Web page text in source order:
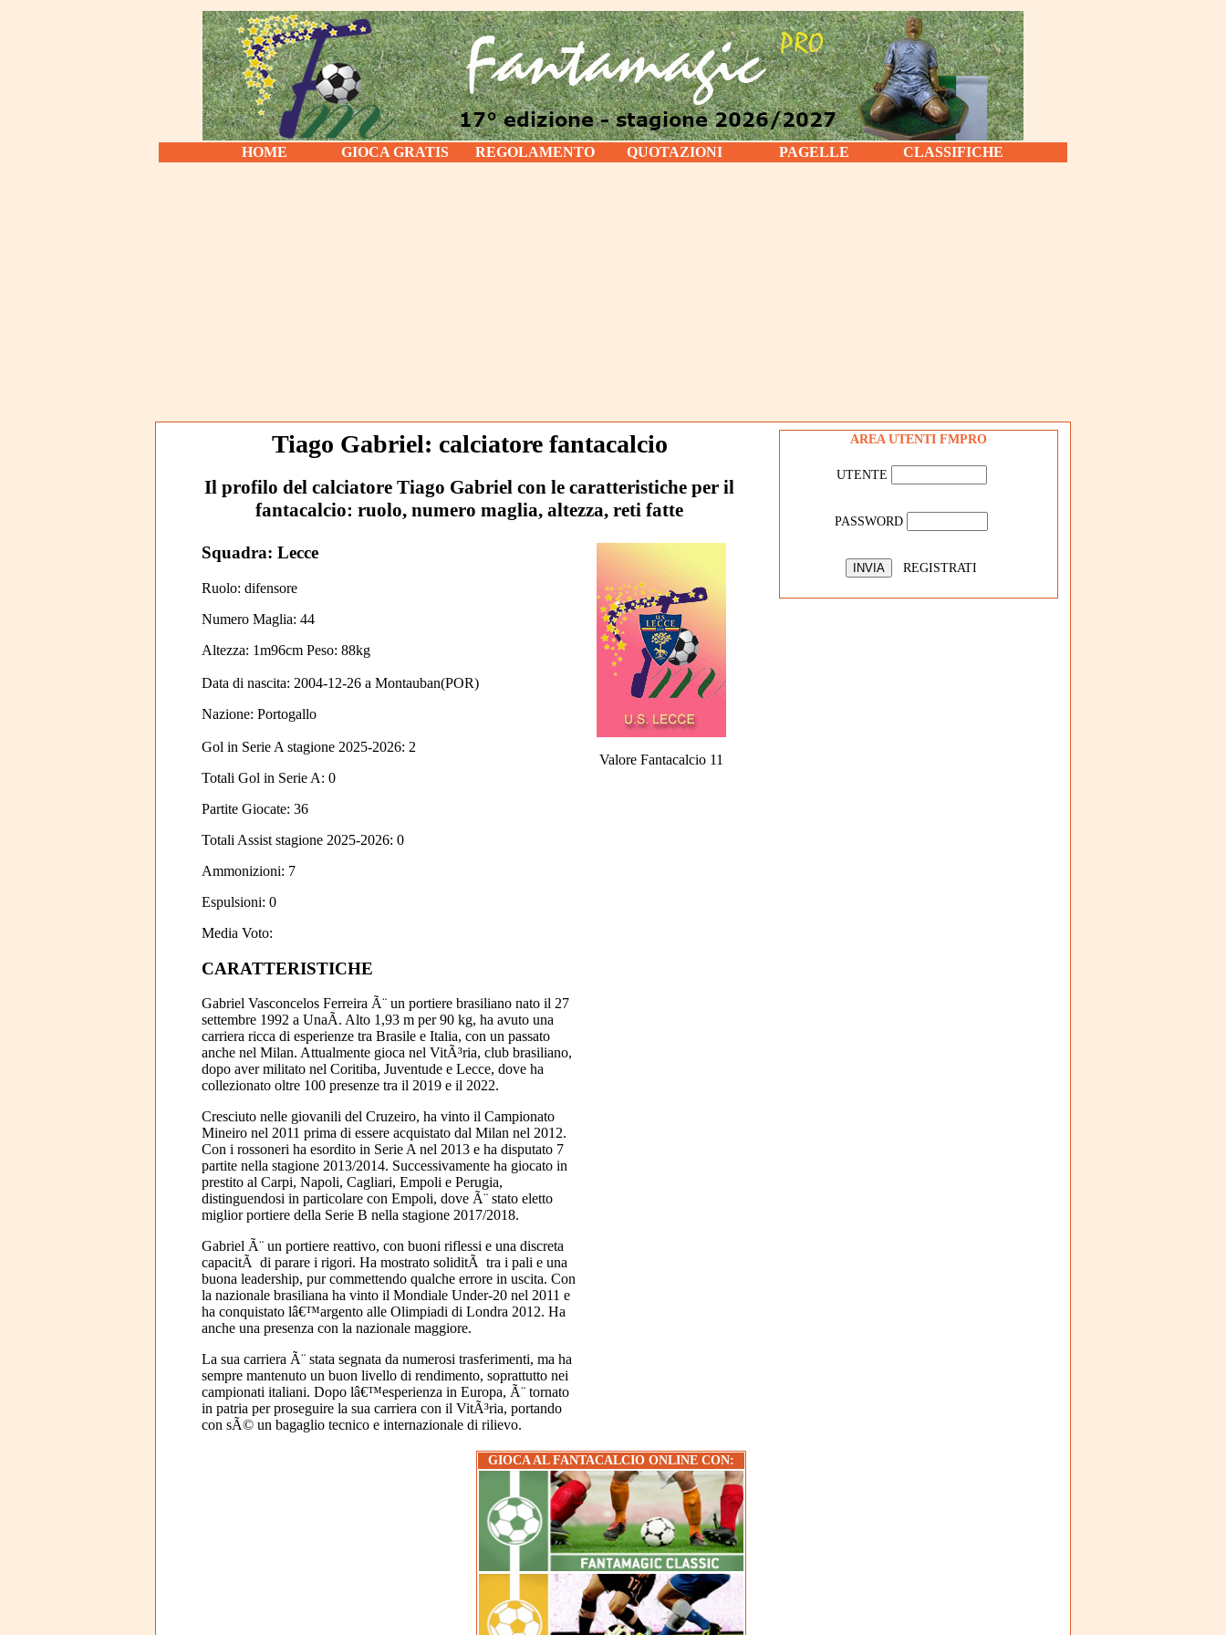
HOME GIOCA GRATIS REGOLAMENTO QUOTAZIONI PAGELLE CLASSIFICHE
Tiago Gabriel: calciatore fantacalcio
Il profilo del calciatore Tiago Gabriel con le caratteristiche per il
fantacalcio: ruolo, numero maglia, altezza, reti fatte
Squadra: Lecce
Ruolo: difensore
Numero Maglia: 44
Altezza: 1m96cm Peso: 88kg
Data di nascita: 2004-12-26 a Montauban(POR)
Nazione: Portogallo
Gol in Serie A stagione 2025-2026: 2
Totali Gol in Serie A: 0
Partite Giocate: 36
Totali Assist stagione 2025-2026: 0
Ammonizioni: 7
Espulsioni: 0
Media Voto:
CARATTERISTICHE
Gabriel Vasconcelos Ferreira Ã¨ un portiere brasiliano nato il 27
settembre 1992 a UnaÃ­. Alto 1,93 m per 90 kg, ha avuto una
carriera ricca di esperienze tra Brasile e Italia, con un passato
anche nel Milan. Attualmente gioca nel VitÃ³ria, club brasiliano,
dopo aver militato nel Coritiba, Juventude e Lecce, dove ha
collezionato oltre 100 presenze tra il 2019 e il 2022.
Cresciuto nelle giovanili del Cruzeiro, ha vinto il Campionato
Mineiro nel 2011 prima di essere acquistato dal Milan nel 2012.
Con i rossoneri ha esordito in Serie A nel 2013 e ha disputato 7
partite nella stagione 2013/2014. Successivamente ha giocato in
prestito al Carpi, Napoli, Cagliari, Empoli e Perugia,
distinguendosi in particolare con Empoli, dove Ã¨ stato eletto
miglior portiere della Serie B nella stagione 2017/2018.
Gabriel Ã¨ un portiere reattivo, con buoni riflessi e una discreta
capacitÃ di parare i rigori. Ha mostrato soliditÃ tra i pali e una
buona leadership, pur commettendo qualche errore in uscita. Con
la nazionale brasiliana ha vinto il Mondiale Under-20 nel 2011 e
ha conquistato lâ€™argento alle Olimpiadi di Londra 2012. Ha
anche una presenza con la nazionale maggiore.
La sua carriera Ã¨ stata segnata da numerosi trasferimenti, ma ha
sempre mantenuto un buon livello di rendimento, soprattutto nei
campionati italiani. Dopo lâ€™esperienza in Europa, Ã¨ tornato
in patria per proseguire la sua carriera con il VitÃ³ria, portando
con sÃ© un bagaglio tecnico e internazionale di rilievo.
Valore Fantacalcio 11
AREA UTENTI FMPRO
UTENTE
PASSWORD
REGISTRATI
GIOCA AL FANTACALCIO ONLINE CON: